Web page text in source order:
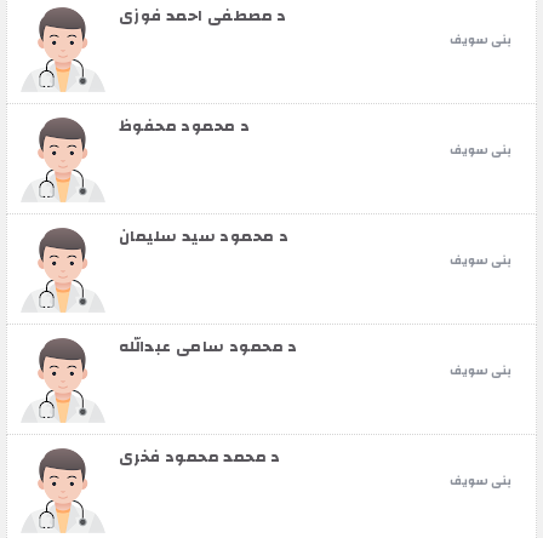
د مصطفى احمد فوزي
بنى سويف
د محمود محفوظ
بنى سويف
د محمود سيد سليمان
بنى سويف
د محمود سامي عبدالله
بنى سويف
د محمد محمود فخري
بنى سويف